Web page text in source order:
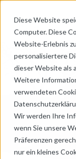
Diese Website
Computer. Diese
Website-Erlebnis
personalisiertere
dieser Website als
Weitere
verwendeten
Wir werden Ihre
wenn Sie unsere
Präferenzen
nur ein kleines